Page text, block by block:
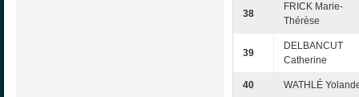
38
FRICK Marie-
Thérèse
39
DELBANCUT
Catherine
40 WATHLÉ